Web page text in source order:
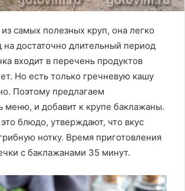
самых полезных круп, она легко
на достаточно длительный период
входит в перечень продуктов
Но есть только гречневую кашу
Поэтому предлагаем
меню, и добавит к крупе баклажаны.
блюдо, утверждают, что вкус
нотку. Время приготовления
с баклажанами 35 минут.